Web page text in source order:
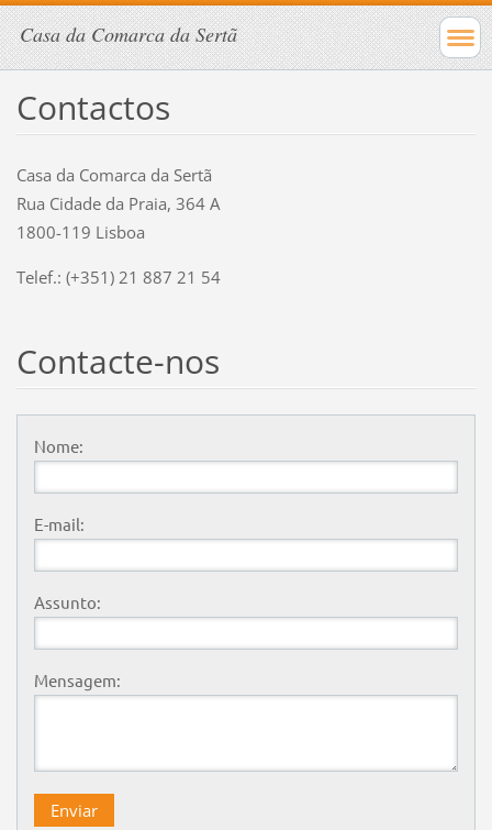
Casa da Comarca da Sertã
Contactos
Casa da Comarca da Sertã
Rua Cidade da Praia, 364 A
1800-119 Lisboa
Telef.: (+351) 21 887 21 54
Contacte-nos
Nome:
E-mail:
Assunto:
Mensagem: